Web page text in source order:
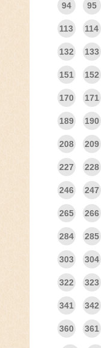
94 95
113 114
132 133
151 152
170 171
189 190
208 209
227 228
246 247
265 266
284 285
303 304
322 323
341 342
360 361